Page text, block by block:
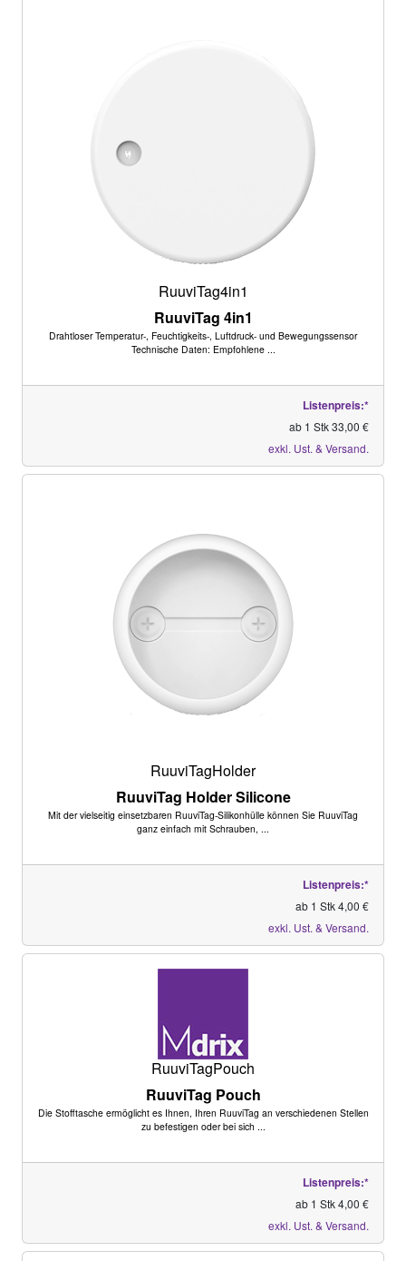
RuuviTag4in1
RuuviTag 4in1
Drahtloser Temperatur-, Feuchtigkeits-, Luftdruck- und Bewegungssensor
Technische Daten: Empfohlene ...
Listenpreis:*
ab 1 Stk 33,00 €
exkl. Ust. & Versand.
RuuviTagHolder
RuuviTag Holder Silicone
Mit der vielseitig einsetzbaren RuuviTag-Silikonhülle können Sie RuuviTag
ganz einfach mit Schrauben, ...
Listenpreis:*
ab 1 Stk 4,00 €
exkl. Ust. & Versand.
RuuviTagPouch
RuuviTag Pouch
Die Stofftasche ermöglicht es Ihnen, Ihren RuuviTag an verschiedenen Stellen
zu befestigen oder bei sich ...
Listenpreis:*
ab 1 Stk 4,00 €
exkl. Ust. & Versand.